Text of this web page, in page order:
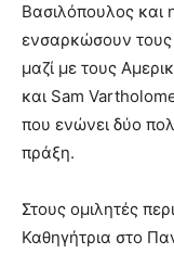
Βασιλόπουλος και
ενσαρκώσουν τους
μαζί με τους
και Sam
που ενώνει δύο
πράξη.
Στους ομιλητές
Καθηγήτρια στο